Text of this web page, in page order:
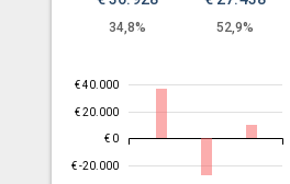
34,8% 52,9%
€ -20.000
€ 0
€ 20.000
€ 40.000